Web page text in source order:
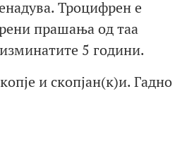
Троцифрен е
прашања од таа
5 години.
и скопјан(к)и. Гадно